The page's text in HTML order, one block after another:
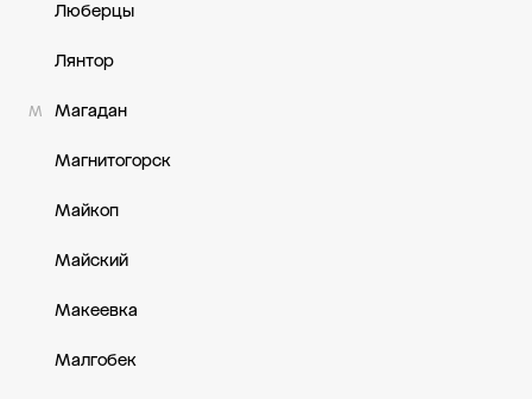
Люберцы
Лянтор
М Магадан
Магнитогорск
Майкоп
Майский
Макеевка
Малгобек